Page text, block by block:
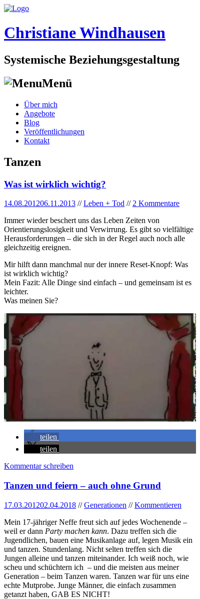
Christiane Windhausen
Systemische Beziehungsgestaltung
Menü
Skip
content
Über mich
Angebote
Blog
Veröffentlichungen
Kontakt
Tanzen
Was ist wirklich wichtig?
14.08.201206.11.2013 //Leben + Tod // 2 Kommentare
Immer wieder beschert uns das Leben Zeiten von
Orientierungslosigkeit und Verwirrung. Es gibt so vielfältige
Herausforderungen – die sich in der Regel auch noch alle
gleichzeitig ereignen.
Mir hilft dann manchmal nur der innere Reset-Knopf: Was
ist wirklich wichtig?
Mein Fazit: Alle Dinge sind einfach – und gemeinsam ist es
leichter.
Was meinen Sie?
teilen
teilen
Kommentar schreiben
Tanzen und feiern – auch ohne Grund
17.03.201202.04.2018 //Generationen //Kommentieren
Mein 17-jähriger Neffe freut sich auf jedes Wochenende –
weil er dann Party machen kann. Dazu treffen sich die
Jugendlichen, bauen eine Musikanlage auf, legen Musik ein
und tanzen. Stundenlang. Nicht selten treffen sich die
Jungen alleine und tanzen miteinander. Ich weiß noch, wie
scheu und schüchtern ich – und die meisten aus meiner
Generation – beim Tanzen waren. Tanzen war für uns eine
echte Mutprobe. Junge Männer, die einfach zusammen
getanzt haben, GAB ES NICHT!